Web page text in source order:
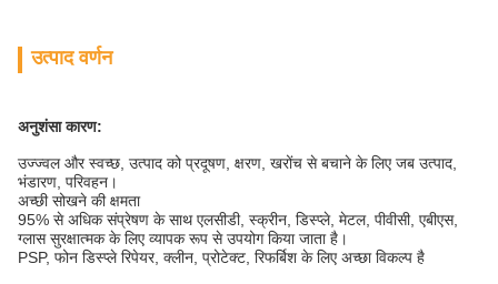
उत्पाद वर्णन
अनुशंसा कारण:
उज्ज्वल और स्वच्छ, उत्पाद को प्रदूषण, क्षरण, खरोंच से बचाने के लिए जब उत्पाद,
भंडारण, परिवहन।
अच्छी सोखने की क्षमता
95% से अधिक संप्रेषण के साथ एलसीडी, स्क्रीन, डिस्प्ले, मेटल, पीवीसी, एबीएस,
ग्लास सुरक्षात्मक के लिए व्यापक रूप से उपयोग किया जाता है।
PSP, फोन डिस्प्ले रिपेयर, क्लीन, प्रोटेक्ट, रिफर्बिश के लिए अच्छा विकल्प है